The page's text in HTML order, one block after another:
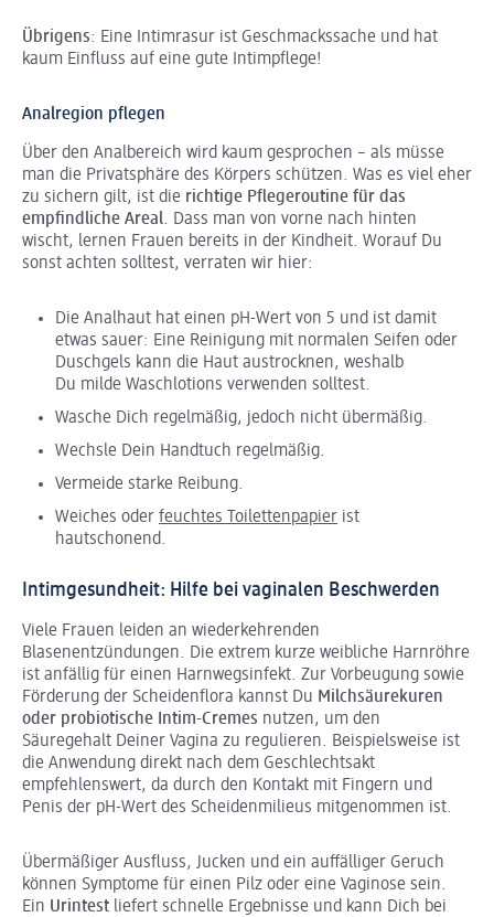
Übrigens: Eine Intimrasur ist Geschmackssache und hat
kaum Einfluss auf eine gute Intimpflege!
Analregion pflegen
Über den Analbereich wird kaum gesprochen – als müsse
man die Privatsphäre des Körpers schützen. Was es viel eher
zu sichern gilt, ist die richtige Pflegeroutine für das
empfindliche Areal. Dass man von vorne nach hinten
wischt, lernen Frauen bereits in der Kindheit. Worauf Du
sonst achten solltest, verraten wir hier:
Die Analhaut hat einen pH-Wert von 5 und ist damit
etwas sauer: Eine Reinigung mit normalen Seifen oder
Duschgels kann die Haut austrocknen, weshalb
Du milde Waschlotions verwenden solltest.
Wasche Dich regelmäßig, jedoch nicht übermäßig.
Wechsle Dein Handtuch regelmäßig.
Vermeide starke Reibung.
Weiches oder feuchtes Toilettenpapier ist
hautschonend.
Intimgesundheit: Hilfe bei vaginalen Beschwerden
Viele Frauen leiden an wiederkehrenden
Blasenentzündungen. Die extrem kurze weibliche Harnröhre
ist anfällig für einen Harnwegsinfekt. Zur Vorbeugung sowie
Förderung der Scheidenflora kannst Du Milchsäurekuren
oder probiotische Intim-Cremes nutzen, um den
Säuregehalt Deiner Vagina zu regulieren. Beispielsweise ist
die Anwendung direkt nach dem Geschlechtsakt
empfehlenswert, da durch den Kontakt mit Fingern und
Penis der pH-Wert des Scheidenmilieus mitgenommen ist.
Übermäßiger Ausfluss, Jucken und ein auffälliger Geruch
können Symptome für einen Pilz oder eine Vaginose sein.
Ein Urintest liefert schnelle Ergebnisse und kann Dich bei